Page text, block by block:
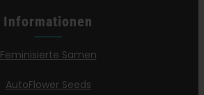
Informationen
Feminisierte Samen
AutoFlower Seeds